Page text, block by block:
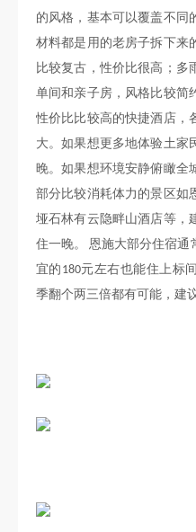
的风格，基本可以覆盖不同
材料都是用的老房子拆下来
比较复古，性价比很高；多
单间和亲子房，风格比较简
性价比比较高的快捷酒店，
大。如果想更多地体验土家
晚。如果想环境安静俯瞰全
部分比较消耗体力的景区如
垭石林有云隐畔山酒店等，
住一晚。
恩施大部分住宿通
宜的 180元左右也能住上标
季翻个两三倍都有可能，建